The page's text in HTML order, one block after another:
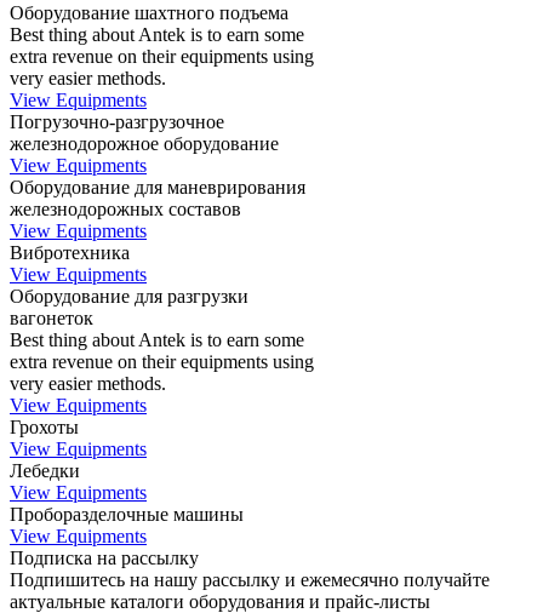
Оборудование шахтного подъема
Best thing about Antek is to earn some
extra revenue on their equipments using
very easier methods.
View Equipments
Погрузочно-разгрузочное
железнодорожное оборудование
View Equipments
Оборудование для маневрирования
железнодорожных составов
View Equipments
Вибротехника
View Equipments
Оборудование для разгрузки
вагонеток
Best thing about Antek is to earn some
extra revenue on their equipments using
very easier methods.
View Equipments
Грохоты
View Equipments
Лебедки
View Equipments
Проборазделочные машины
View Equipments
Подписка на рассылку
Подпишитесь на нашу рассылку и ежемесячно получайте
актуальные каталоги оборудования и прайс-листы